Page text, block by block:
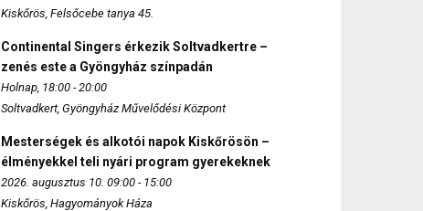
Kiskőrös, Felsőcebe tanya 45.
Continental Singers érkezik Soltvadkertre –
zenés este a Gyöngyház színpadán
Holnap, 18:00 - 20:00
Soltvadkert, Gyöngyház Művelődési Központ
Mesterségek és alkotói napok Kiskőrösön –
élményekkel teli nyári program gyerekeknek
2026. augusztus 10. 09:00 - 15:00
Kiskőrös, Hagyományok Háza